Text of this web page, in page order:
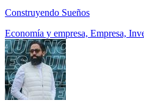
Construyendo Sueños
Economía y empresa, Empresa,